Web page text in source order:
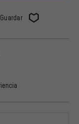
Guardar